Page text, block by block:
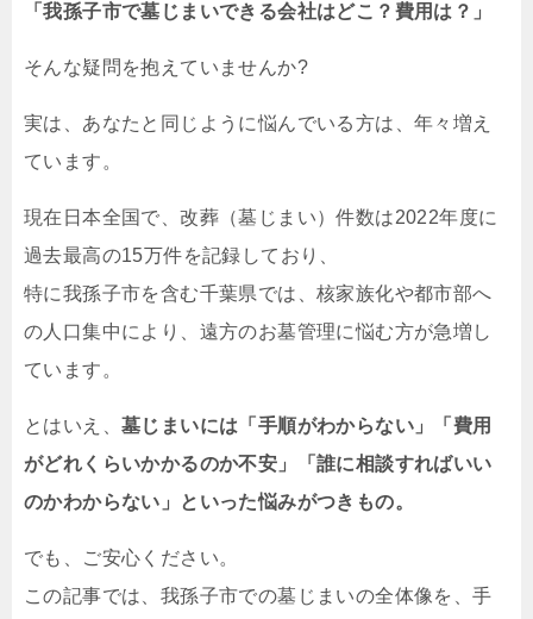
「我孫子市で墓じまいできる会社はどこ？費用は？」
そんな疑問を抱えていませんか?
実は、あなたと同じように悩んでいる方は、年々増え
ています。
現在日本全国で、改葬（墓じまい）件数は2022年度に
過去最高の15万件を記録しており、
特に我孫子市を含む千葉県では、核家族化や都市部へ
の人口集中により、遠方のお墓管理に悩む方が急増し
ています。
とはいえ、 墓じまいには「手順がわからない」「費用
がどれくらいかかるのか不安」「誰に相談すればいい
のかわからない」といった悩みがつきもの。
でも、ご安心ください。
この記事では、我孫子市での墓じまいの全体像を、手